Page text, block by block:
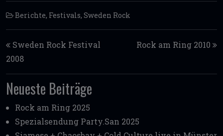
Berichte, Festivals, Sweden Rock
Post navigation
Sweden Rock Festival
2008
Rock am Ring 2010
Neueste Beiträge
Rock am Ring 2025
Spezialsendung Party.San 2025